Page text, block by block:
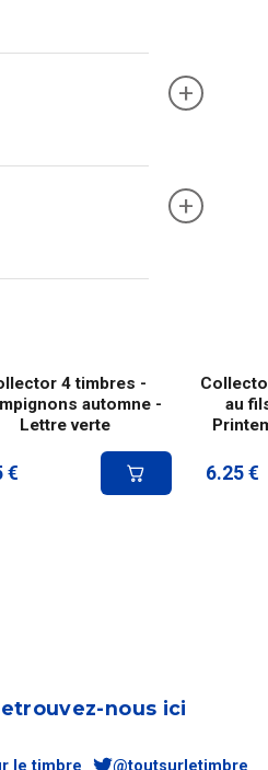
+
+
4 timbres -
automne -
Lettre verte
€
au
6.25 €
nous ici
le timbre @toutsurletimbre